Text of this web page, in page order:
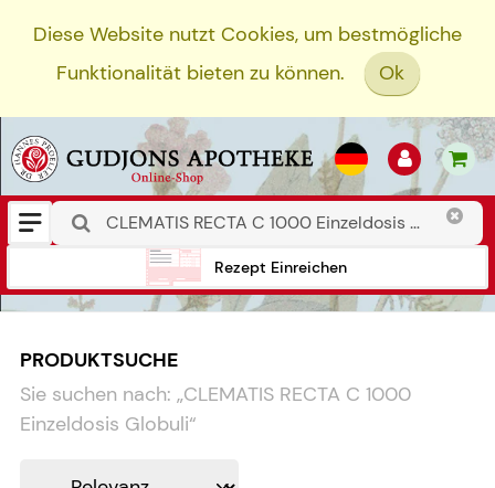
Diese Website nutzt Cookies, um bestmögliche
Funktionalität bieten zu können.
Ok
Rezept Einreichen
PRODUKTSUCHE
Sie suchen nach: „CLEMATIS RECTA C 1000
Einzeldosis Globuli“